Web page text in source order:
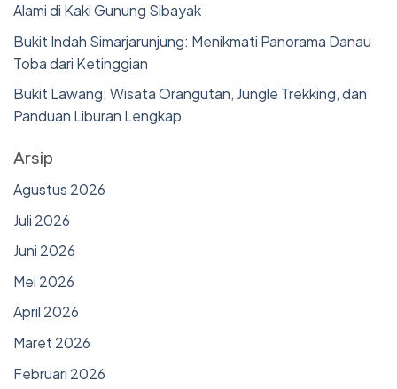
Alami di Kaki Gunung Sibayak
Bukit Indah Simarjarunjung: Menikmati Panorama Danau
Toba dari Ketinggian
Bukit Lawang: Wisata Orangutan, Jungle Trekking, dan
Panduan Liburan Lengkap
Arsip
Agustus 2026
Juli 2026
Juni 2026
Mei 2026
April 2026
Maret 2026
Februari 2026